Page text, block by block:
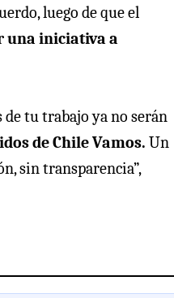
luego de que el
una iniciativa a
de tu trabajo ya no serán
de Chile Vamos. Un
sin transparencia”,